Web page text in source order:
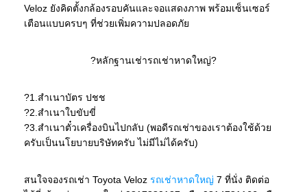
Veloz ยังคิดตั้งกล้องรอบคันและจอแสดงภาพ พร้อมเซ็นเซอร์
เตือนแบบครบๆ ที่ช่วยเพิ่มความปลอดภัย
?หลักฐานเช่ารถเช่าหาดใหญ่?
?1.สำเนาบัตร ปชช
?2.สำเนาใบขับขี่
?3.สำเนาตั๋วเครื่องบินไปกลับ (พอดีรถเช่าของเราต้องใช้ด้วย
ครับเป็นนโยบายบริษัทครับ ไม่มีไม่ได้ครับ)
สนใจจองรถเช่า Toyota Veloz รถเช่าหาดใหญ่ 7 ที่นั่ง ติดต่อ